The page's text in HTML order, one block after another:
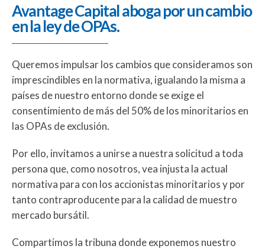
Avantage Capital aboga por un cambio
en la ley de OPAs.
Queremos impulsar los cambios que consideramos son
imprescindibles en la normativa, igualando la misma a
países de nuestro entorno donde se exige el
consentimiento de más del 50% de los minoritarios en
las OPAs de exclusión.
Por ello, invitamos a unirse a nuestra solicitud a toda
persona que, como nosotros, vea injusta la actual
normativa para con los accionistas minoritarios y por
tanto contraproducente para la calidad de muestro
mercado bursátil.
Compartimos la tribuna donde exponemos nuestro